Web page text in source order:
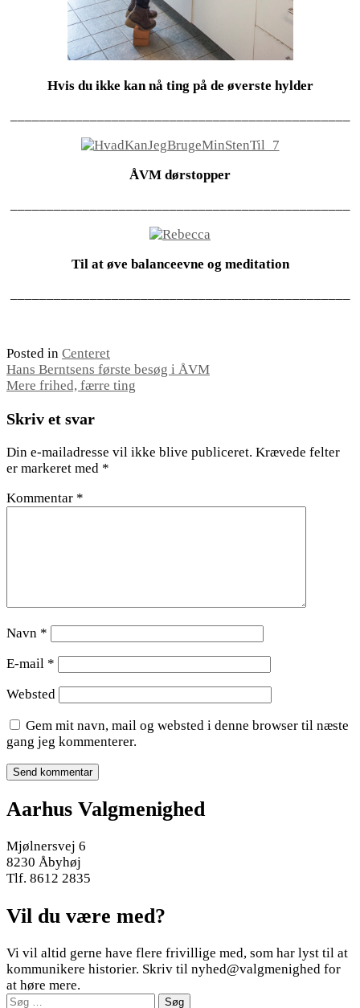
Hvis du ikke kan nå ting på de øverste hylder
ÅVM dørstopper
Til at øve balanceevne og meditation
Posted in Centeret
Indlægsnavigation
Hans Berntsens første besøg i ÅVM
Mere frihed, færre ting
Skriv et svar
Din e-mailadresse vil ikke blive publiceret. Krævede felter
er markeret med *
Kommentar *
Navn *
E-mail *
Websted
Gem mit navn, mail og websted i denne browser til næste
gang jeg kommenterer.
Aarhus Valgmenighed
Mjølnersvej 6
8230 Åbyhøj
Tlf. 8612 2835
Vil du være med?
Vi vil altid gerne have flere frivillige med, som har lyst til at
kommunikere historier. Skriv til nyhed@valgmenighed for
at høre mere.
Søg